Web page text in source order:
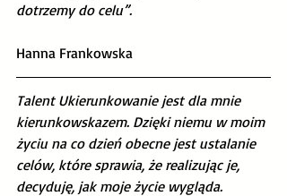
dotrzemy do celu”.
Hanna Frankowska
Talent Ukierunkowanie jest dla mnie
kierunkowskazem. Dzięki niemu w moim
życiu na co dzień obecne jest ustalanie
celów, które sprawia, że realizując je,
decyduję, jak moje życie wygląda.